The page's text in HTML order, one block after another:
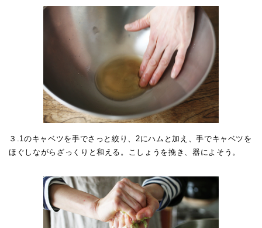
３.1のキャベツを手でさっと絞り、2にハムと加え、手でキャベツを
ほぐしながらざっくりと和える。こしょうを挽き、器によそう。